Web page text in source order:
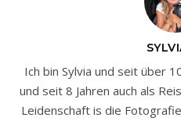
Ich bin Sylvia und seit über
und seit 8 Jahren auch als
Leidenschaft is die